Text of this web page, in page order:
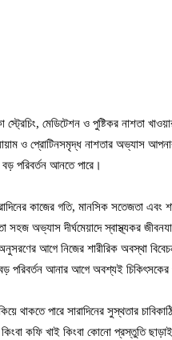
স্ট্রেচিং, মেডিটেশন ও পুষ্টিকর নাশতা
ও প্রোটিনসমৃদ্ধ নাশতার অভ্যাস
পরিবর্তন আনতে পারে।
কাজের গতি, মানসিক সতেজতা
সহজ অভ্যাস দীর্ঘমেয়াদে স্বাস্থ্যকর
অনুসরণের আগে নিজের শারীরিক অবস্থা
বড় পরিবর্তন আনার আগে অবশ্যই চিকিৎসকের
থাকতে পারে সারাদিনের সুস্থতার
কফি খাই কিংবা কোনো প্রস্তুতি